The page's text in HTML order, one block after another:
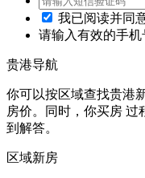
我已阅读并同
请输入有效的手机
贵港导航
你可以按区域查找贵港
房价。同时，你买房 过
到解答。
区域新房